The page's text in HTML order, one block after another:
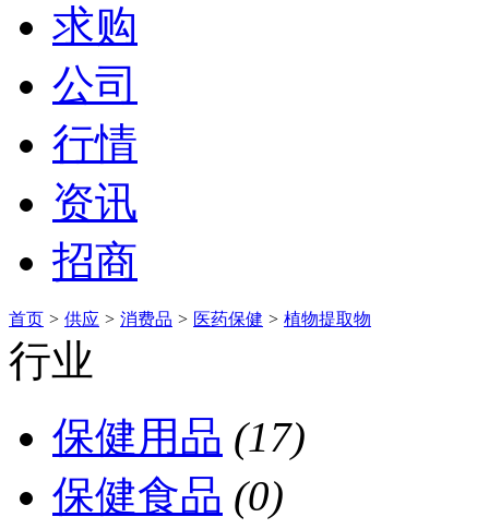
求购
公司
行情
资讯
招商
首页 > 供应 > 消费品 > 医药保健 > 植物提取物
行业
保健用品 (17)
保健食品 (0)